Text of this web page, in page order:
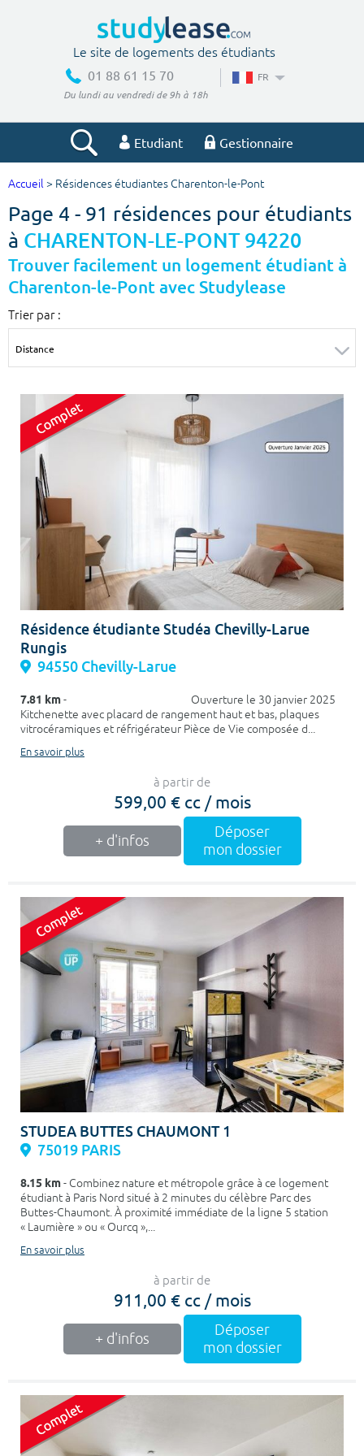
Le site de logements des étudiants
01 88 61 15 70
Du lundi au vendredi de 9h à 18h
FR
Etudiant Gestionnaire
Votre recherche
Ville, école
Type de location
Votre date d'entrée
Chercher
Accueil > Résidences étudiantes Charenton-le-Pont
Page 4 - 91 résidences pour étudiants
à CHARENTON-LE-PONT 94220
Trouver facilement un logement étudiant à
Charenton-le-Pont avec Studylease
Trier par :
Résidence étudiante Studéa Chevilly-Larue
Rungis
94550 Chevilly-Larue
7.81 km- Ouverture le 30 janvier 2025
Kitchenette avec placard de rangement haut et bas, plaques
vitrocéramiques et réfrigérateur Pièce de Vie composée d...
En savoir plus
à partir de
599,00 € cc / mois
+ d'infos
Déposer
mon dossier
STUDEA BUTTES CHAUMONT 1
75019 PARIS
8.15 km- Combinez nature et métropole grâce à ce logement
étudiant à Paris Nord situé à 2 minutes du célèbre Parc des
Buttes-Chaumont. À proximité immédiate de la ligne 5 station
« Laumière » ou « Ourcq »,...
En savoir plus
à partir de
911,00 € cc / mois
+ d'infos
Déposer
mon dossier